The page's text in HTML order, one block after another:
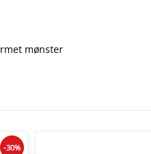
mønster
-30%